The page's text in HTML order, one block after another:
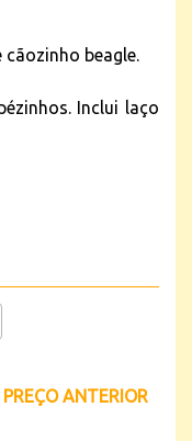
cãozinho beagle.
Inclui laço
ANTERIOR